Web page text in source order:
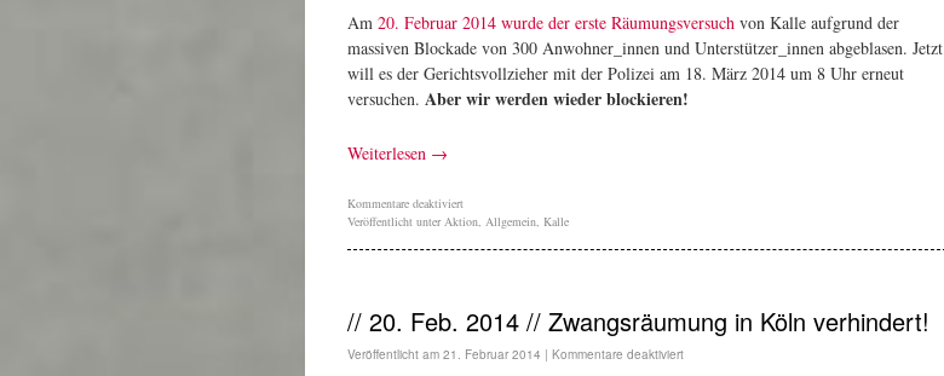
Am 20. Februar 2014 wurde der erste Räumungsversuch von Kalle aufgrund der
massiven Blockade von 300 Anwohner_innen und Unterstützer_innen abgeblasen. Jetzt
will es der Gerichtsvollzieher mit der Polizei am 18. März 2014 um 8 Uhr erneut
versuchen. Aber wir werden wieder blockieren!
Weiterlesen →
Kommentare deaktiviert
Veröffentlicht unter Aktion, Allgemein, Kalle
// 20. Feb. 2014 // Zwangsräumung in Köln verhindert!
Veröffentlicht am 21. Februar 2014 | Kommentare deaktiviert